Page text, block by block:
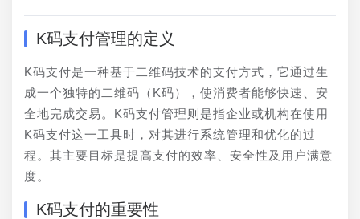
K码支付管理的定义
K码支付是一种基于二维码技术的支付方式，它通过生
成一个独特的二维码（K码），使消费者能够快速、安
全地完成交易。K码支付管理则是指企业或机构在使用
K码支付这一工具时，对其进行系统管理和优化的过
程。其主要目标是提高支付的效率、安全性及用户满意
度。
K码支付的重要性